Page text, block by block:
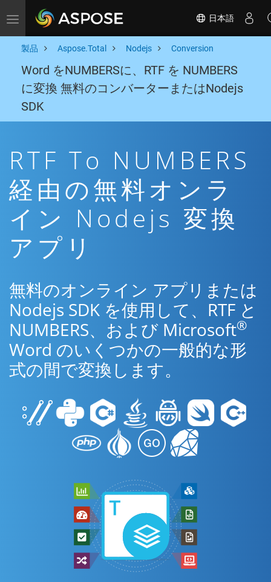
Toggle navigation 日本語
製品 Aspose.Total Nodejs Conversion
Word をNUMBERSに、RTF を NUMBERS
に変換 無料のコンバーターまたはNodejs
SDK
RTF To NUMBERS
経由の無料オンラ
イン Nodejs 変換
アプリ
無料のオンライン アプリまたは
Nodejs SDK を使用して、RTF と
NUMBERS、および Microsoft®
Word のいくつかの一般的な形
式の間で変換します。